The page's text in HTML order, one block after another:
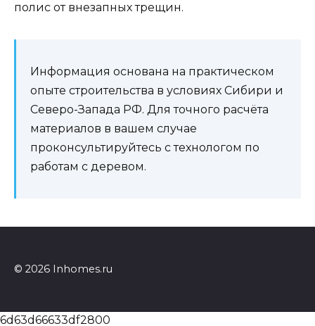
полис от внезапных трещин.
Информация основана на практическом
опыте строительства в условиях Сибири и
Северо-Запада РФ. Для точного расчёта
материалов в вашем случае
проконсультируйтесь с технологом по
работам с деревом.
© 2026 Inhomes.ru
6d63d66633df2800